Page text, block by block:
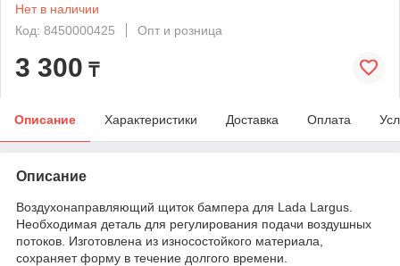
Нет в наличии
Код: 8450000425
Опт и розница
3 300 ₸
Описание Характеристики Доставка Оплата
Описание
Воздухонаправляющий щиток бампера для Lada Largus.
Необходимая деталь для регулирования подачи воздушных
потоков. Изготовлена из износостойкого материала,
сохраняет форму в течение долгого времени.